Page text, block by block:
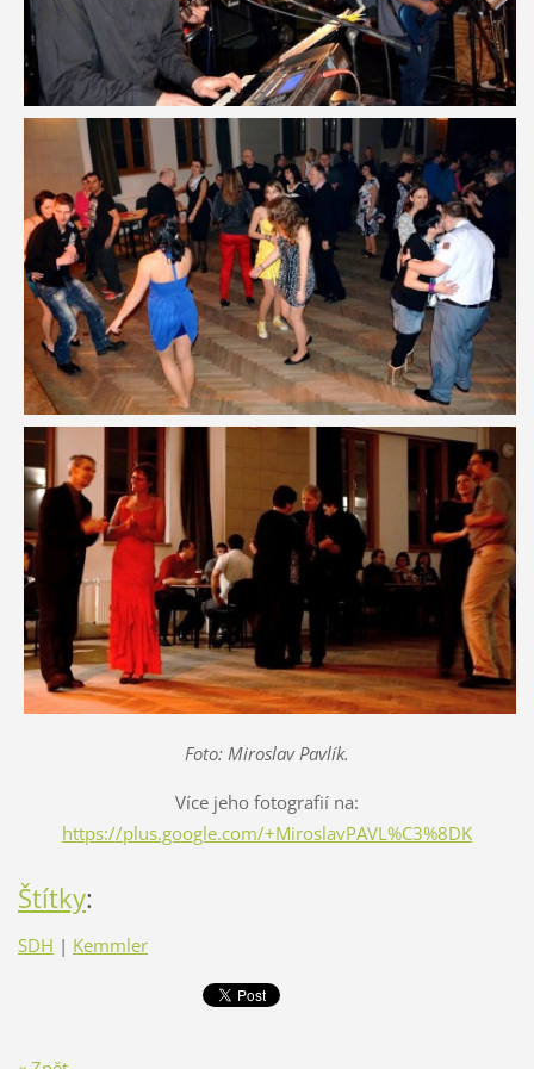
Foto: Miroslav Pavlík.
Více jeho fotografií na:
https://plus.google.com/+MiroslavPAVL%C3%8DK
Štítky:
SDH | Kemmler